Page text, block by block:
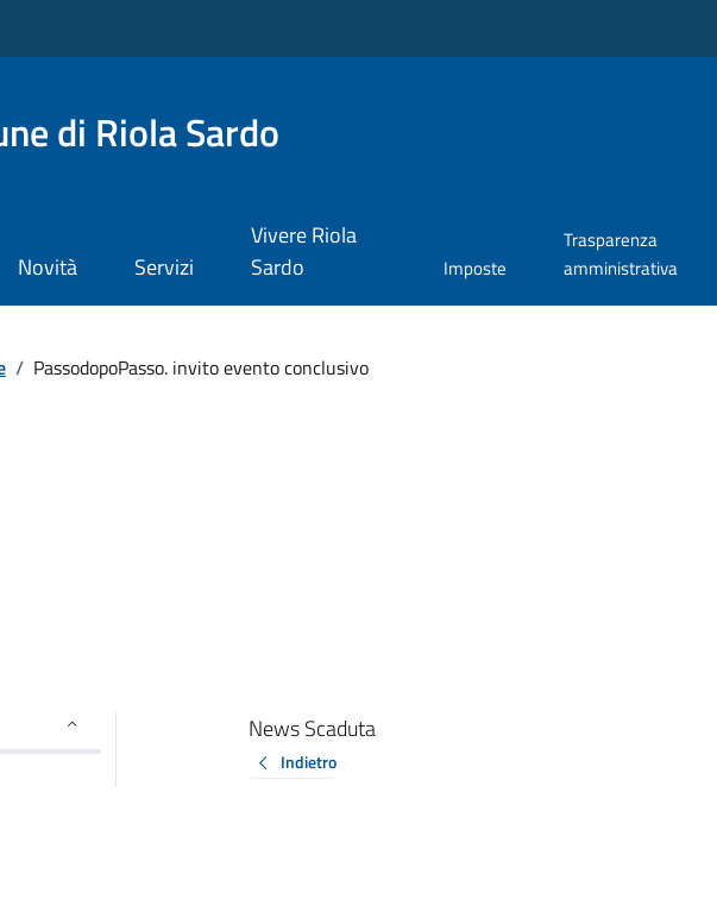
di Riola Sardo
Novità Servizi
Vivere Riola
Sardo
Imposte
Trasparenza
amministrativa
/ PassodopoPasso. invito evento conclusivo
News Scaduta
Indietro